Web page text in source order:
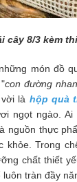
cây 8/3 kèm
món đồ
con đường
là hộp quà
ngọt ngào.
nguồn thực
khỏe. Trong
chất thiết
tràn đầy